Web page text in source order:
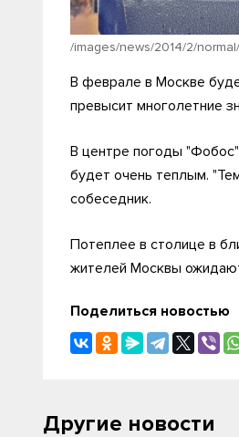
/images/news/2014/2/
В феврале в Москве
превысит многолетние
В центре погоды
будет очень теплым.
собеседник.
Потеплее в столице в
жителей Москвы
Поделиться новостью
Другие новости